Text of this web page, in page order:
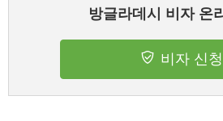
방글라데시 비자 온
비자 신청